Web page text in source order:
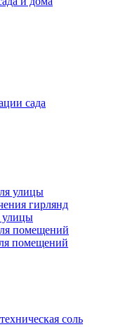
сада
улицы
гирлянд
улицы
помещений
помещений
соль